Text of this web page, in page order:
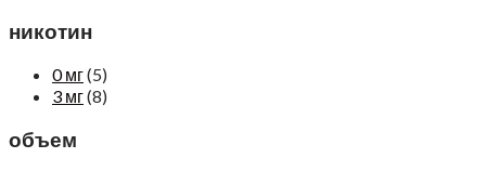
никотин
0 мг(5)
3 мг(8)
объем